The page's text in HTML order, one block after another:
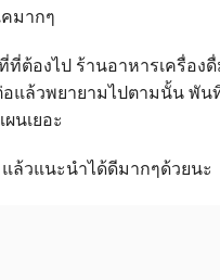
มากๆ
ที่ต้องไป ร้านอาหารเครื่องดื่
อแล้วพยายามไปตามนั้น พัน
นเยอะ
แล้วแนะนำได้ดีมากๆด้วยนะ